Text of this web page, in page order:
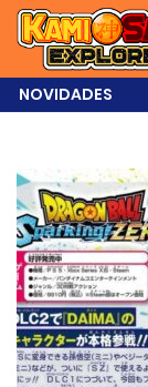
NOVIDADES